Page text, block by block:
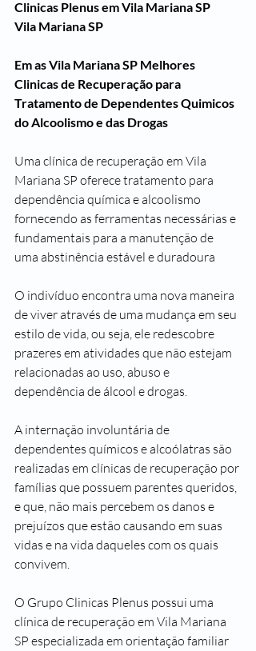
Clinicas Plenus em Vila Mariana SP
Vila Mariana SP
Em as Vila Mariana SP Melhores
Clinicas de Recuperação para
Tratamento de Dependentes Quimicos
do Alcoolismo e das Drogas
Uma clínica de recuperação em Vila
Mariana SP oferece tratamento para
dependência química e alcoolismo
fornecendo as ferramentas necessárias e
fundamentais para a manutenção de
uma abstinência estável e duradoura
O indivíduo encontra uma nova maneira
de viver através de uma mudança em seu
estilo de vida, ou seja, ele redescobre
prazeres em atividades que não estejam
relacionadas ao uso, abuso e
dependência de álcool e drogas.
A internação involuntária de
dependentes químicos e alcoólatras são
realizadas em clínicas de recuperação por
famílias que possuem parentes queridos,
e que, não mais percebem os danos e
prejuízos que estão causando em suas
vidas e na vida daqueles com os quais
convivem.
O Grupo Clinicas Plenus possui uma
clínica de recuperação em Vila Mariana
SP especializada em orientação familiar